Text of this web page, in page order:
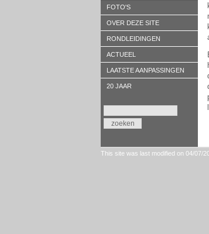
FOTO'S
OVER DEZE SITE
RONDLEIDINGEN
ACTUEEL
LAATSTE AANPASSINGEN
20 JAAR
This site was last modified on 04/07/